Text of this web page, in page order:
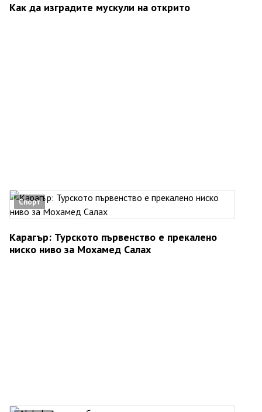
Как да изградите мускули на открито
Спорт
Карагър: Турското първенство е прекалено
ниско ниво за Мохамед Салах